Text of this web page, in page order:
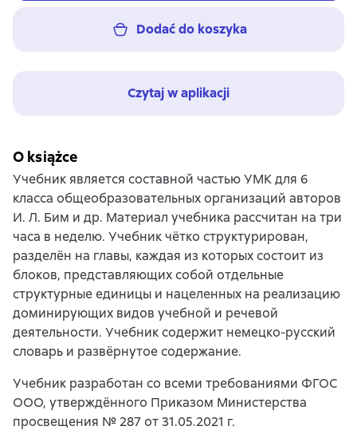
Dodać do koszyka
Czytaj w aplikacji
O książce
Учебник является составной частью УМК для 6
класса общеобразовательных организаций авторов
И. Л. Бим и др. Материал учебника рассчитан на три
часа в неделю. Учебник чётко структурирован,
разделён на главы, каждая из которых состоит из
блоков, представляющих собой отдельные
структурные единицы и нацеленных на реализацию
доминирующих видов учебной и речевой
деятельности. Учебник содержит немецко-русский
словарь и развёрнутое содержание.
Учебник разработан со всеми требованиями ФГОС
ООО, утверждённого Приказом Министерства
просвещения № 287 от 31.05.2021 г.